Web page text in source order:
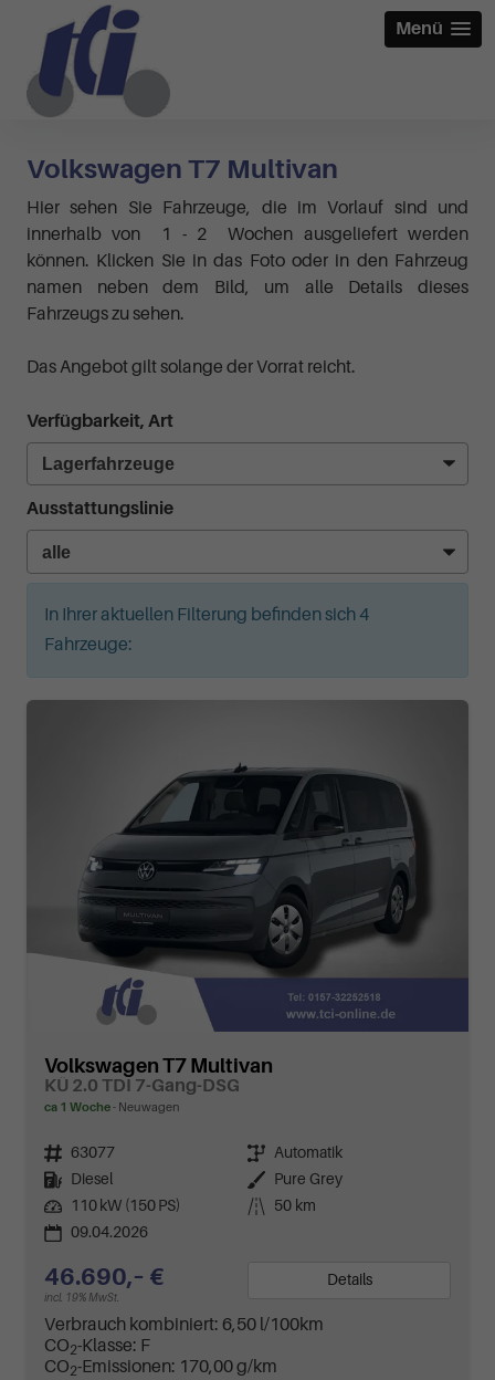
Menü
Volkswagen T7 Multivan
Hier sehen Sie Fahrzeuge, die im Vorlauf sind und
innerhalb von 1 - 2 Wochen ausgeliefert werden
können. Klicken Sie in das Foto oder in den Fahrzeug
namen neben dem Bild, um alle Details dieses
Fahrzeugs zu sehen.
Das Angebot gilt solange der Vorrat reicht.
Verfügbarkeit, Art
Ausstattungslinie
In Ihrer aktuellen Filterung befinden sich4
Fahrzeuge:
Volkswagen T7 Multivan
KÜ 2.0 TDI 7-Gang-DSG
ca 1 Woche Neuwagen
Fahrzeugnr. 63077 Getriebe Automatik
Kraftstoff
Diesel Außenfarbe
Pure Grey
Leistung
110 kW (150 PS) Kilometerstand
50 km
09.04.2026
46.690,– €
incl. 19% MwSt.
Details
Verbrauch kombiniert: 6,50 l/100km
CO2-Klasse: F
CO2-Emissionen: 170,00 g/km